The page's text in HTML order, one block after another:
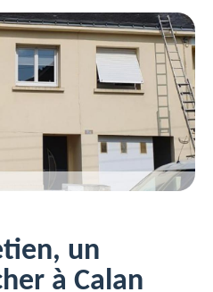
un
à Calan